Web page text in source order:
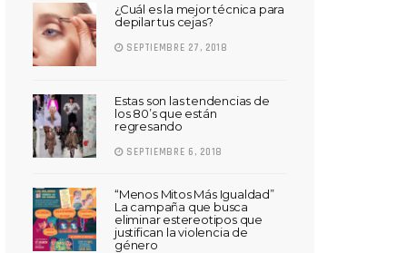
¿Cuál es la mejor técnica para
depilar tus cejas?
SEPTIEMBRE 27, 2018
Estas son las tendencias de
los 80’s que están
regresando
SEPTIEMBRE 6, 2018
“Menos Mitos Más Igualdad”
La campaña que busca
eliminar estereotipos que
justifican la violencia de
género